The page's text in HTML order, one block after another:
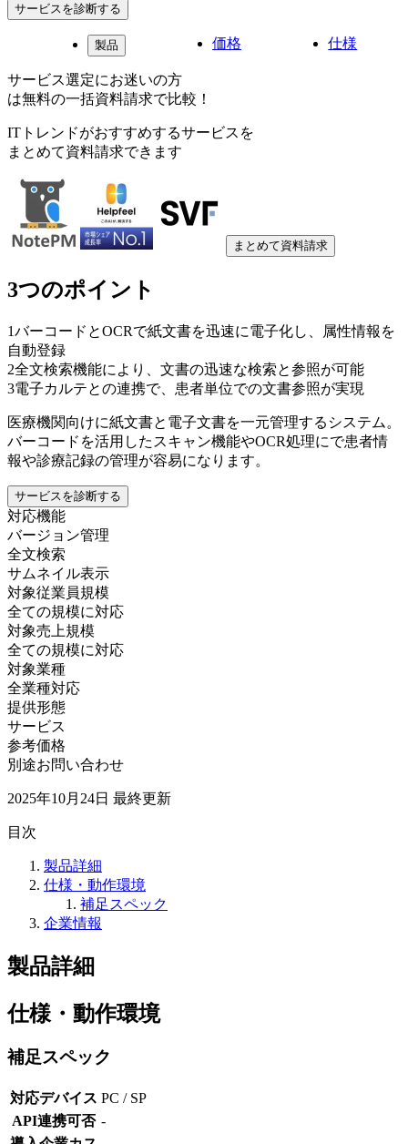
サービスを診断する
製品 価格 仕様
サービス選定にお迷いの方
は無料の一括資料請求で比較！
ITトレンドがおすすめするサービスを
まとめて資料請求できます
まとめて資料請求
3つのポイント
1バーコードとOCRで紙文書を迅速に電子化し、属性情報を
自動登録
2全文検索機能により、文書の迅速な検索と参照が可能
3電子カルテとの連携で、患者単位での文書参照が実現
医療機関向けに紙文書と電子文書を一元管理するシステム。
バーコードを活用したスキャン機能やOCR処理にで患者情
報や診療記録の管理が容易になります。
サービスを診断する
対応機能
バージョン管理
全文検索
サムネイル表示
対象従業員規模
全ての規模に対応
対象売上規模
全ての規模に対応
対象業種
全業種対応
提供形態
サービス
参考価格
別途お問い合わせ
2025年10月24日 最終更新
目次
製品詳細
仕様・動作環境
補足スペック
企業情報
製品詳細
仕様・動作環境
補足スペック
対応デバイス PC / SP
API連携可否 -